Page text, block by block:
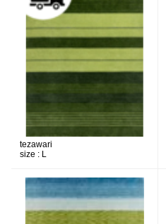
tezawari
size : L